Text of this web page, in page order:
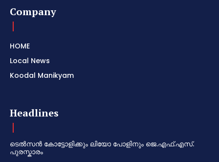
Company
HOME
Local News
Koodal Manikyam
Headlines
ടെൽസൻ കോട്ടോളിക്കും ലിയോ പോളിനും ജെ.എഫ്.എസ്.
പുരസ്കാരം